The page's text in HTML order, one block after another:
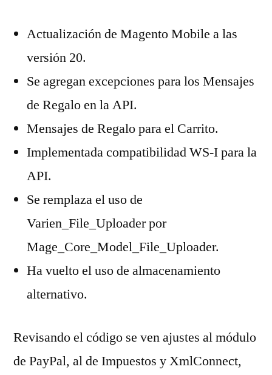
Actualización de Magento Mobile a las
versión 20.
Se agregan excepciones para los Mensajes
de Regalo en la API.
Mensajes de Regalo para el Carrito.
Implementada compatibilidad WS-I para la
API.
Se remplaza el uso de
Varien_File_Uploader por
Mage_Core_Model_File_Uploader.
Ha vuelto el uso de almacenamiento
alternativo.
Revisando el código se ven ajustes al módulo
de PayPal, al de Impuestos y XmlConnect,